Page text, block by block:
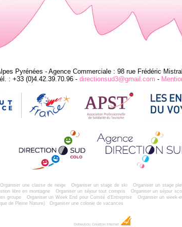
Pyrénées - Agence Commerciale : 98 rue Frédéric
: +33 (0)4.42.39.70.96 - directionsud3@gmail.com -
Organiser une classe de neige Organiser un stage de ski Organiser un stage
libre en montagne Organiser un séjour tout compris Organiser un séjour
groupe
Organiser un Week End pour Comité d'Entreprise Organiser un week-
de Pleine Nature)
Organiser une colonie de vacances
Dobeuliou Création Internet